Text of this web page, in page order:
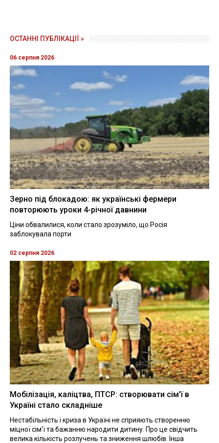
ОСТАННІ ПУБЛІКАЦІЇ »
06 серпня 2026
Зерно під блокадою: як українські фермери
повторюють уроки 4-річної давнини
Ціни обвалилися, коли стало зрозуміло, що Росія
заблокувала порти
02 серпня 2026
Мобілізація, каліцтва, ПТСР: створювати сім'ї в
Україні стало складніше
Нестабільність і криза в Україні не сприяють створенню
міцної сім'ї та бажанню народити дитину. Про це свідчить
велика кількість розлучень та зниження шлюбів. Інша